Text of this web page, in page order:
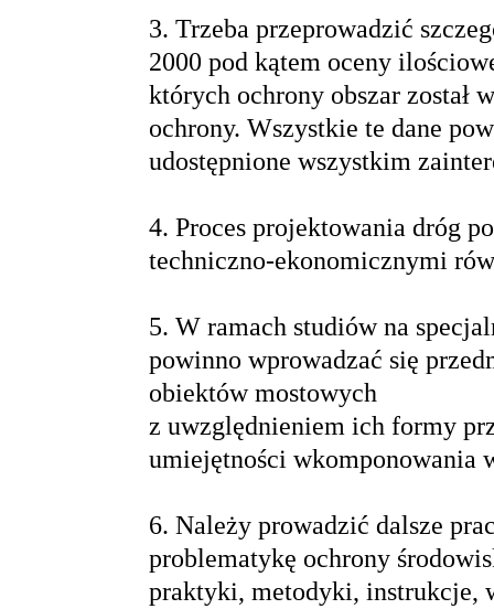
3. Trzeba przeprowadzić
2000 pod kątem oceny
których ochrony obszar został
ochrony. Wszystkie te dane
udostępnione wszystkim
4. Proces projektowania dróg
techniczno-ekonomicznymi
5. W ramach studiów na
powinno wprowadzać się
obiektów mostowych
z uwzględnieniem ich formy
umiejętności wkomponowania
6. Należy prowadzić dalsze
problematykę ochrony
praktyki, metodyki, instrukcje,